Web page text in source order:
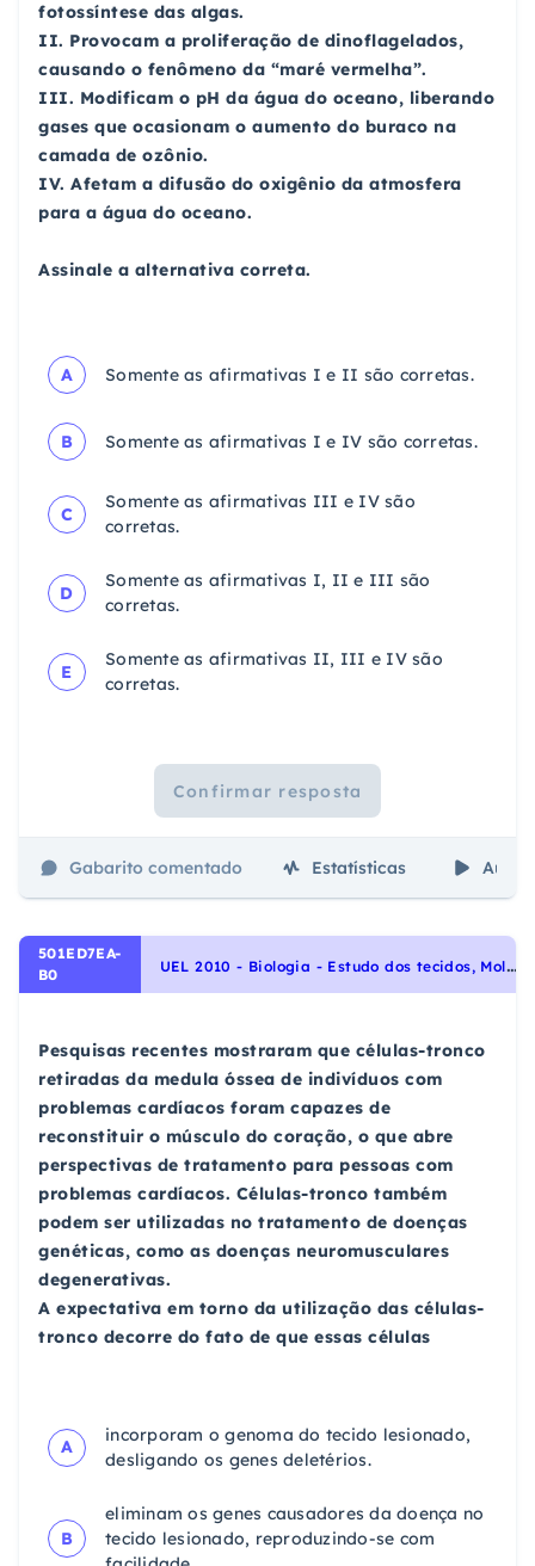
fotossíntese das algas.
II. Provocam a proliferação de dinoflagelados,
causando o fenômeno da “maré vermelha”.
III. Modificam o pH da água do oceano, liberando
gases que ocasionam o aumento do buraco na
camada de ozônio.
IV. Afetam a difusão do oxigênio da atmosfera
para a água do oceano.
Assinale a alternativa correta.
A Somente as afirmativas I e II são corretas.
B Somente as afirmativas I e IV são corretas.
C
Somente as afirmativas III e IV são
corretas.
D
Somente as afirmativas I, II e III são
corretas.
E
Somente as afirmativas II, III e IV são
corretas.
Confirmar resposta
Gabarito comentado Estatísticas Aulas
501ED7EA-
B0
U
EL 2010 - Biologia - Estudo dos tecidos, Moléculas, células e tecidos
Pesquisas recentes mostraram que células-tronco
retiradas da medula óssea de indivíduos com
problemas cardíacos foram capazes de
reconstituir o músculo do coração, o que abre
perspectivas de tratamento para pessoas com
problemas cardíacos. Células-tronco também
podem ser utilizadas no tratamento de doenças
genéticas, como as doenças neuromusculares
degenerativas.
A expectativa em torno da utilização das células-
tronco decorre do fato de que essas células
A
incorporam o genoma do tecido lesionado,
desligando os genes deletérios.
B
eliminam os genes causadores da doença no
tecido lesionado, reproduzindo-se com